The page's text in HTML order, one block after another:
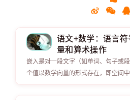
语文+数学：语言
量和算术操作
嵌入是对一段文字（如单词、句子或
个值以数学向量的形式存在，即空间